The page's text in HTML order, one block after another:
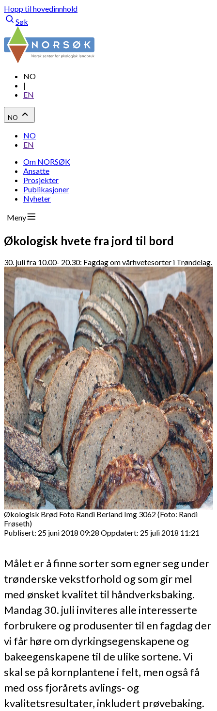
Hopp til hovedinnhold
Søk
NO
|
EN
NO
NO
EN
Om NORSØK
Ansatte
Prosjekter
Publikasjoner
Nyheter
Meny
Økologisk hvete fra jord til bord
30. juli fra 10.00- 20.30: Fagdag om vårhvetesorter i Trøndelag.
Økologisk Brød Foto Randi Berland Img 3062 (Foto: Randi
Frøseth)
Publisert: 25 juni 2018 09:28 Oppdatert: 25 juli 2018 11:21
Målet er å finne sorter som egner seg under
trønderske vekstforhold og som gir mel
med ønsket kvalitet til håndverksbaking.
Mandag 30. juli inviteres alle interesserte
forbrukere og produsenter til en fagdag der
vi får høre om dyrkingsegenskapene og
bakeegenskapene til de ulike sortene. Vi
skal se på kornplantene i felt, men også få
med oss fjorårets avlings- og
kvalitetsresultater, inkludert prøvebaking.